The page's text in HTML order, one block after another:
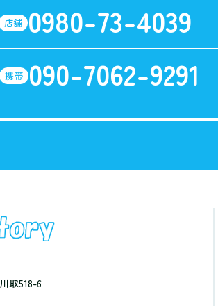
店舗 0980-73-4039
携帯 090-7062-9291
取518-6